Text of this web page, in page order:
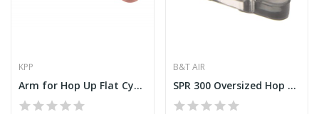
KPP
Arm for Hop Up Flat Cyma 702 [KPP]
B&T AIR
SPR 300 Oversized Hop Up Plate [B&T AIR]